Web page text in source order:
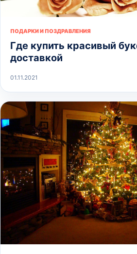
ПОДАРКИ И ПОЗДРАВЛЕНИЯ
Где купить красивый
доставкой
01.11.2021